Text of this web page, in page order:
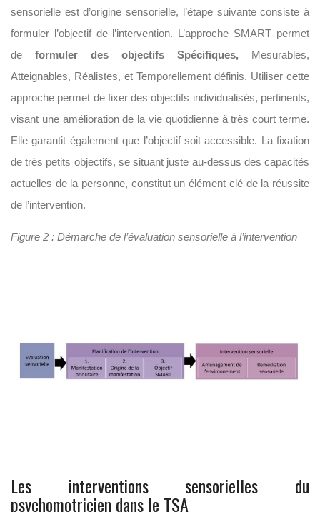
sensorielle est d’origine sensorielle, l’étape suivante consiste à
formuler l’objectif de l’intervention. L’approche SMART permet
de formuler des objectifs Spécifiques, Mesurables,
Atteignables, Réalistes, et Temporellement définis. Utiliser cette
approche permet de fixer des objectifs individualisés, pertinents,
visant une amélioration de la vie quotidienne à très court terme.
Elle garantit également que l’objectif soit accessible. La fixation
de très petits objectifs, se situant juste au-dessus des capacités
actuelles de la personne, constitut un élément clé de la réussite
de l’intervention.
Figure 2 : Démarche de l’évaluation sensorielle à l’intervention
Les interventions sensorielles du
psychomotricien dans le TSA